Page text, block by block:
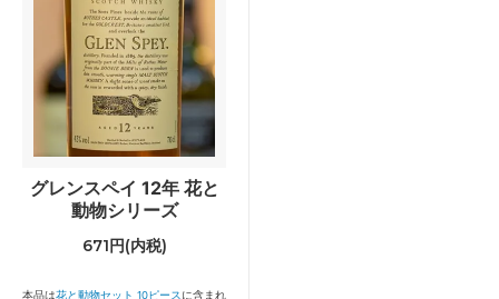
グレンスペイ 12年 花と
動物シリーズ
671円(内税)
本品は花と動物セット 10ピースに含まれ